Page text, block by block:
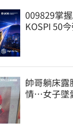
009829掌
KOSPI 50
帥哥躺床露
情…女子墜